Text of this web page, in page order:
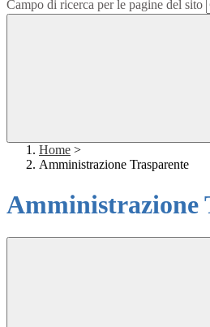
Campo di ricerca per le pagine del sito
Home >
Amministrazione Trasparente
Amministrazione